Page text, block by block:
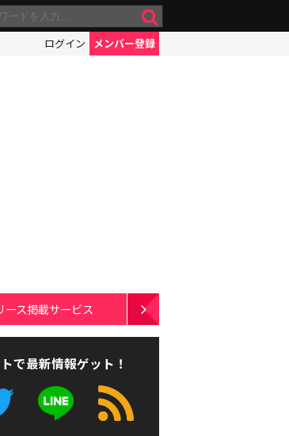
ログイン メンバー登録
ース掲載サービス
で最新情報ゲット！